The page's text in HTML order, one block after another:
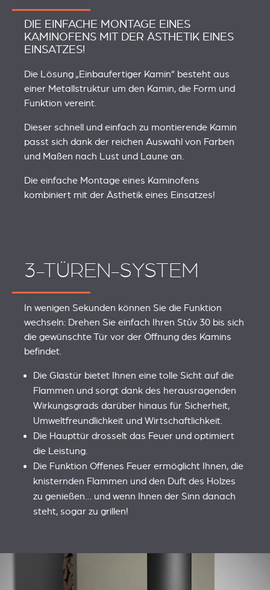
DIE EINFACHE MONTAGE EINES
KAMINOFENS MIT DER ÄSTHETIK EINES
EINSATZES!
Die Lösung „Einbaufertiger Kamin“ besteht aus
einer Metallstruktur um den Kamin, die Form und
Funktion vereint.
Dieser schnell und einfach zu montierende Kamin
passt sich dank der reichen Auswahl von Farben
und Maßen nach Lust und Laune an.
Die einfache Montage eines Kaminofens
kombiniert mit der Ästhetik eines Einsatzes!
3-TÜREN-SYSTEM
In wenigen Sekunden können Sie die Funktion
wechseln: Drehen Sie einfach Ihren Stûv 30 bis sich
die gewünschte Tür vor der Öffnung des Kamins
befindet.
Die Glastür bietet Ihnen eine tolle Sicht auf die
Flammen und sorgt dank des herausragenden
Wirkungsgrads darüber hinaus für Sicherheit,
Umweltfreundlichkeit und Wirtschaftlichkeit.
Die Haupttür drosselt das Feuer und optimiert
die Leistung.
Die Funktion Offenes Feuer ermöglicht Ihnen, die
knisternden Flammen und den Duft des Holzes
zu genießen… und wenn Ihnen der Sinn danach
steht, sogar zu grillen!